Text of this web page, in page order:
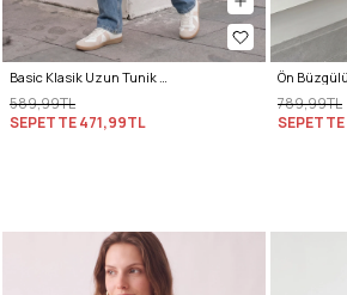
Basic Klasik Uzun Tunik 4061 - BEJ
589,99TL
SEPETTE471,99TL
789,99TL
SEPETTE